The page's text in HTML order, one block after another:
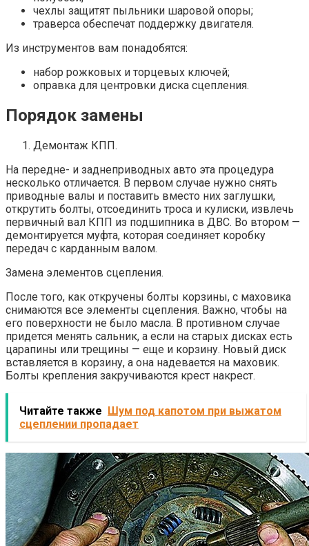
чехлы защитят пыльники шаровой опоры;
траверса обеспечат поддержку двигателя.
Из инструментов вам понадобятся:
набор рожковых и торцевых ключей;
оправка для центровки диска сцепления.
Порядок замены
Демонтаж КПП.
На передне- и заднеприводных авто эта процедура
несколько отличается. В первом случае нужно снять
приводные валы и поставить вместо них заглушки,
открутить болты, отсоединить троса и кулиски, извлечь
первичный вал КПП из подшипника в ДВС. Во втором —
демонтируется муфта, которая соединяет коробку
передач с карданным валом.
Замена элементов сцепления.
После того, как откручены болты корзины, с маховика
снимаются все элементы сцепления. Важно, чтобы на
его поверхности не было масла. В противном случае
придется менять сальник, а если на старых дисках есть
царапины или трещины — еще и корзину. Новый диск
вставляется в корзину, а она надевается на маховик.
Болты крепления закручиваются крест накрест.
Читайте также
Шум под капотом при выжатом
сцеплении пропадает